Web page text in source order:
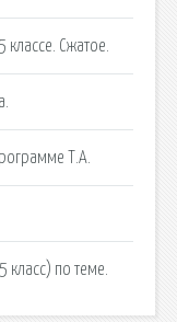
классе. Сжатое.
Т.А.
класс) по теме.